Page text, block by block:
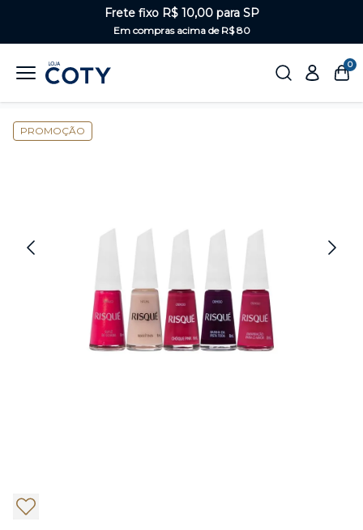
Frete fixo R$ 10,00 para SP
Em compras acima de R$ 80
0
PROMOÇÃO